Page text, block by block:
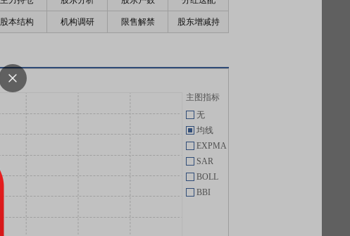
股本结构 机构调研 限售解禁 股东增减持
主图指标
无
均线
EXPMA
SAR
BOLL
BBI